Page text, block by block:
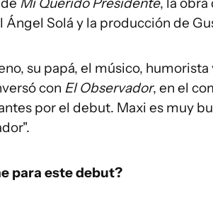
Ángel Solá y la producción de
su papá, el músico,
con El Observador, en el
por el debut. Maxi es muy
para este debut?